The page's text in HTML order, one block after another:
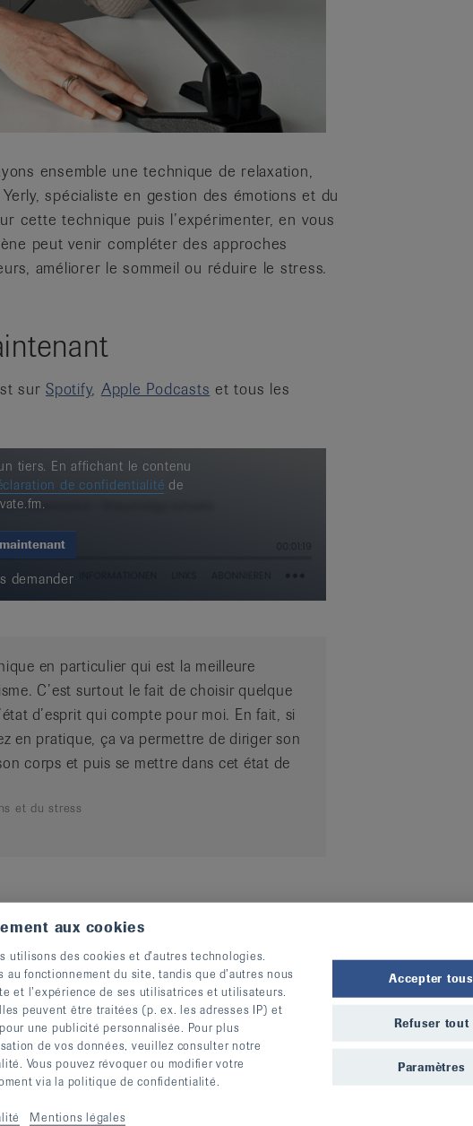
ensemble une technique de relaxation,
spécialiste en gestion des émotions et du
cette technique puis l’expérimenter, en vous
peut venir compléter des approches
améliorer le sommeil ou réduire le stress.
sur Spotify, Apple Podcasts et tous les
tiers. En affichant le contenu
de confidentialité de
demander
en particulier qui est la meilleure
C’est surtout le fait de choisir quelque
d’esprit qui compte pour moi. En fait, si
en pratique, ça va permettre de diriger son
corps et puis se mettre dans cet état de
et du stress
le monde
où il s’agit de contracter et de
consiste à trouver un état mental de
personne qui souhaite se détendre,
bien pour elle-même peut pratiquer le
compose des six phases suivantes : la
ou le plexus solaire et le front.
aux cookies
utilisons des cookies et d’autres technologies.
fonctionnement du site, tandis que d’autres nous
et l’expérience de ses utilisatrices et utilisateurs.
peuvent être traitées (p. ex. les adresses IP) et
une publicité personnalisée. Pour plus
de vos données, veuillez consulter notre
Vous pouvez révoquer ou modifier votre
via la politique de confidentialité.
Mentions légales
Accepter tous
Refuser tout
Paramètres